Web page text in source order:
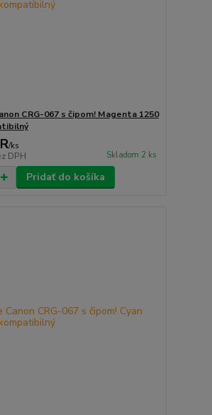
CRG-067 s čipom! Magenta 1250
/ks
DPH Skladom 2 ks
Pridať do košíka